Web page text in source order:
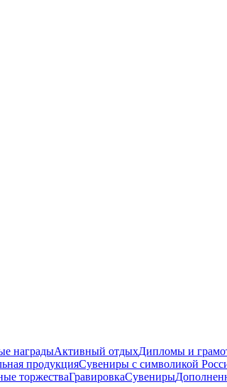
наградыАктивный отдыхДипломы и
продукцияСувениры с символикой
торжестваГравировкаСувениры